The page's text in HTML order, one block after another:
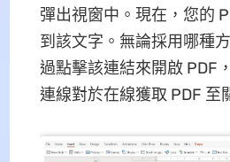
彈出視窗中。現在，您的
到該文字。無論採用哪種
過點擊該連結來開啟 PDF
連線對於在線獲取 PDF 至